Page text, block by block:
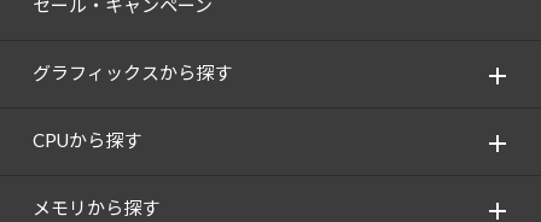
セール・キャンペーン
グラフィックスから探す
CPUから探す
メモリから探す